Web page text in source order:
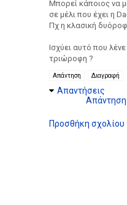
Μπορεί κάποιος να
σε μέλι που έχει η
Πχ η κλασική
Ισχύει αυτό που
τριώροφη ?
Απάντηση Διαγραφή
Απαντήσεις
Απάντηση
Προσθήκη σχολίου